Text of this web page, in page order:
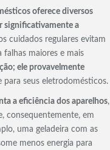
oferece diversos
significativamente a
cuidados regulares evitam
maiores e mais
ele provavelmente
para seus eletrodomésticos.
a eficiência dos aparelhos,
consequentemente, em
uma geladeira com as
menos energia para